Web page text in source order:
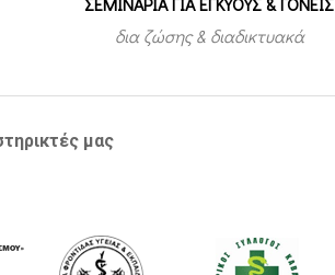
δια ζώσης & διαδικτυακά
μας